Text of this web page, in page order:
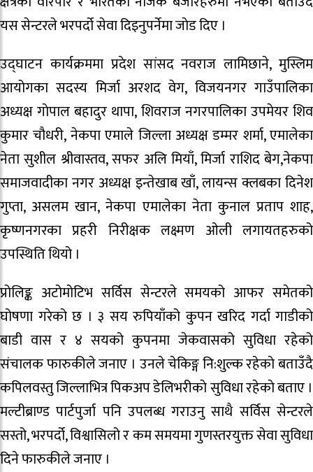
यस सेन्टरले भरपर्दो सेवा दिइनुपर्नेमा जाेड दिए ।
उद्घाटन कार्यक्रममा प्रदेश सांसद नवराज लामिछाने, मुस्लिम
आयोगका सदस्य मिर्जा अरशद वेग, विजयनगर गाउँपालिका
अध्यक्ष गाेपाल बहादुर थापा, शिवराज नगरपालिका उपमेयर शिव
कुमार चौधरी, नेकपा एमाले जिल्ला अध्यक्ष डम्मर शर्मा, एमालेका
नेता सुशील श्रीवास्तव, सफर अलि मियाँ, मिर्जा राशिद बेग,नेकपा
समाजवादीका नगर अध्यक्ष इन्तेखाब खाँ, लायन्स क्लबका दिनेश
गुप्ता, असलम खान, नेकपा एमालेका नेता कुनाल प्रताप शाह,
कृष्णनगरका प्रहरी निरीक्षक लक्ष्मण ओली लगायतहरुको
उपस्थिति थियो ।
प्रोलिङ्क अटोमोटिभ सर्विस सेन्टरले समयको आफर समेतको
घोषणा गरेको छ । ३ सय रुपियाँको कुपन खरिद गर्दा गाडीको
बाडी वास र ४ सयको कुपनमा जेकवासको सुविधा रहेको
संचालक फारुकीले जनाए । उनले चेकिङ्ग नि:शुल्क रहेकाे बताउँदै
कपिलवस्तु जिल्लाभित्र पिकअप डेलिभरीकाे सुविधा रहेकाे बताए ।
मल्टीब्राण्ड पार्टपुर्जा पनि उपलब्ध गराउनु साथै सर्विस सेन्टरले
सस्तो, भरपर्दो, विश्वासिलो र कम समयमा गुणस्तरयुक्त सेवा‌ सुविधा
दिने फारुकीले जनाए ।